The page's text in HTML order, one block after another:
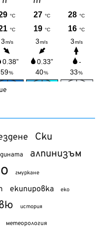
Ски
алпинизъм
гмуркане
екипировка еко
история
метеорология